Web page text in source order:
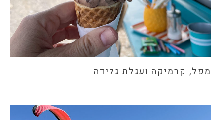
מפל, קרמיקה ועגלת גלידה